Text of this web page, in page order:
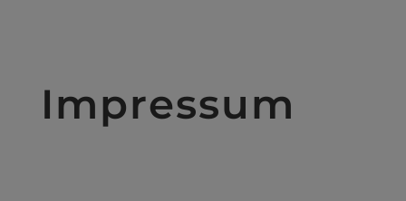
Impressum